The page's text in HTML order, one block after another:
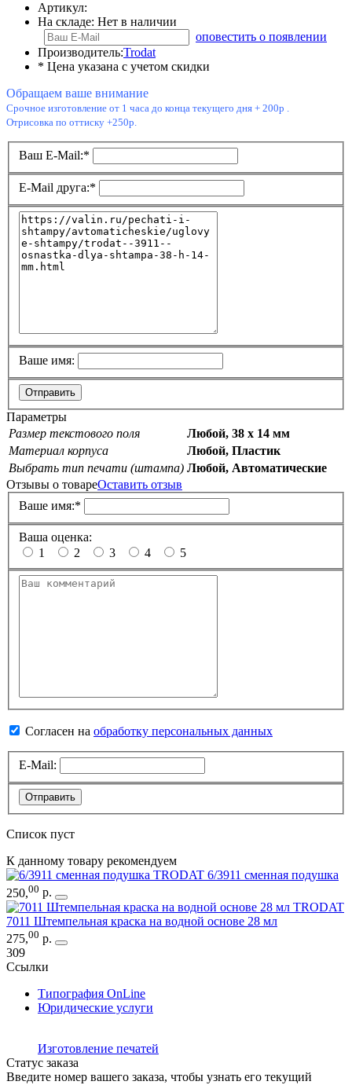
Артикул:
На складе: Нет в наличии
оповестить о появлении
Производитель:Trodat
* Цена указана с учетом скидки
Обращаем ваше внимание
Срочное изготовление от 1 часа до конца текущего дня + 200р .
Отрисовка по оттиску +250р.
Ваш E-Mail:*
E-Mail друга:*
Ваше имя:
Отправить
Параметры
Размер текстового поля
Любой, 38 х 14 мм
Материал корпуса
Любой, Пластик
Выбрать тип печати (штампа) Любой, Автоматические
Отзывы о товареОставить отзыв
Ваше имя:*
Ваша оценка:
1
2 3 4 5
Согласен на обработку персональных данных
E-Mail:
Отправить
Список пуст
К данному товару рекомендуем
TRODAT 6/3911 сменная подушка
250,00 р.
TRODAT
7011 Штемпельная краска на водной основе 28 мл
275,00 р.
309
Ссылки
Типография OnLine
Юридические услуги
Изготовление печатей
Статус заказа
Введите номер вашего заказа, чтобы узнать его текущий